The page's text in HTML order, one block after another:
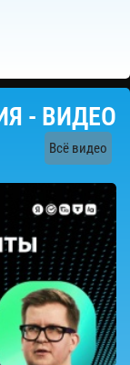
- ВИДЕО
Всё видео